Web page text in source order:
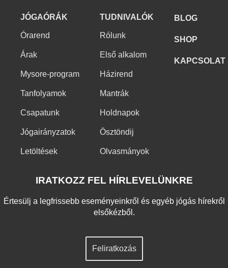
JÓGAÓRÁK
Órarend
Árak
Mysore-program
Tanfolyamok
Csapatunk
Jógairányzatok
Letöltések
TUDNIVALÓK
Rólunk
Első alkalom
Házirend
Mantrák
Holdnapok
Ösztöndij
Olvasmányok
BLOG
SHOP
KAPCSOLAT
IRATKOZZ FEL HÍRLEVELÜNKRE
Értesülj a legfrissebb eseményeinkről és egyéb jógás hírekről
elsőkézből.
Feliratkozás